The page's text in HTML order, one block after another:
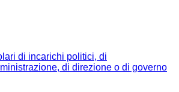
di incarichi politici, di
di direzione o di governo